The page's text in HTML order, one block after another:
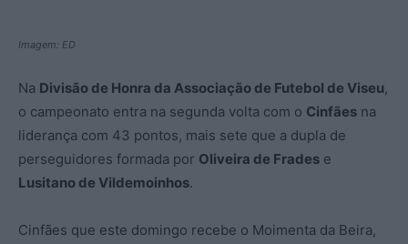
Imagem: ED
Na Divisão de Honra da Associação de Futebol de Viseu,
o campeonato entra na segunda volta com o Cinfães na
liderança com 43 pontos, mais sete que a dupla de
perseguidores formada por Oliveira de Frades e
Lusitano de Vildemoinhos.
Cinfães que este domingo recebe o Moimenta da Beira,